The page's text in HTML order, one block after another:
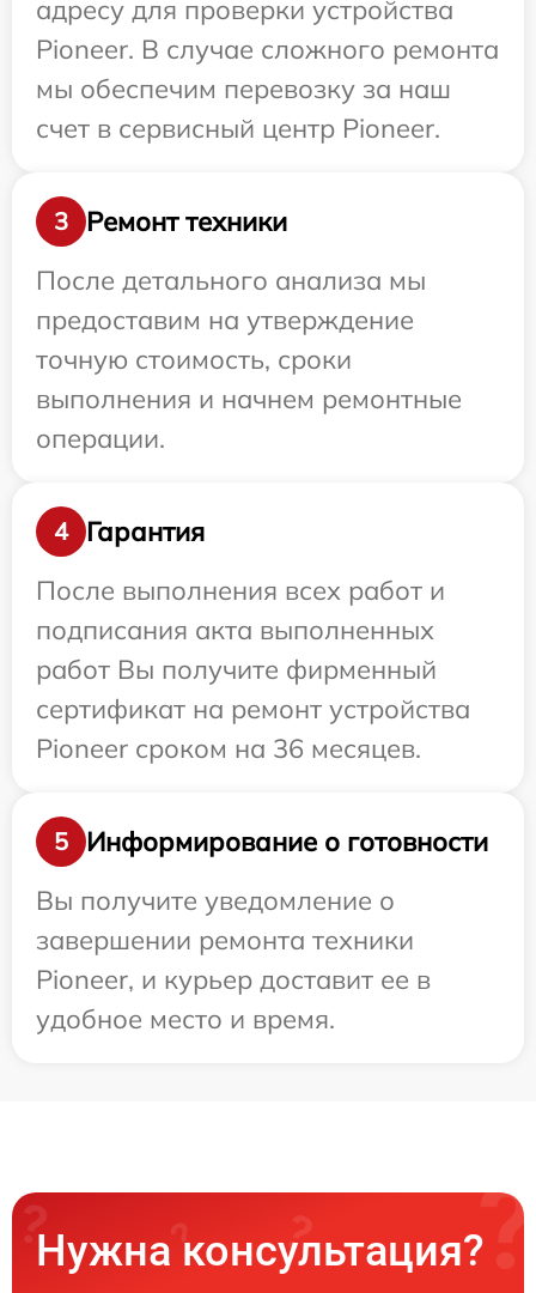
адресу для проверки устройства
Pioneer. В случае сложного ремонта
мы обеспечим перевозку за наш
счет в сервисный центр Pioneer.
3
Ремонт техники
После детального анализа мы
предоставим на утверждение
точную стоимость, сроки
выполнения и начнем ремонтные
операции.
4
Гарантия
После выполнения всех работ и
подписания акта выполненных
работ Вы получите фирменный
сертификат на ремонт устройства
Pioneer сроком на 36 месяцев.
5
Информирование о готовности
Вы получите уведомление о
завершении ремонта техники
Pioneer, и курьер доставит ее в
удобное место и время.
Нужна консультация?